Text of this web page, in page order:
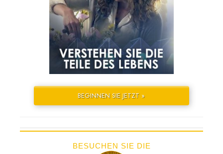
BEGINNEN SIE JETZT »
BESUCHEN SIE DIE